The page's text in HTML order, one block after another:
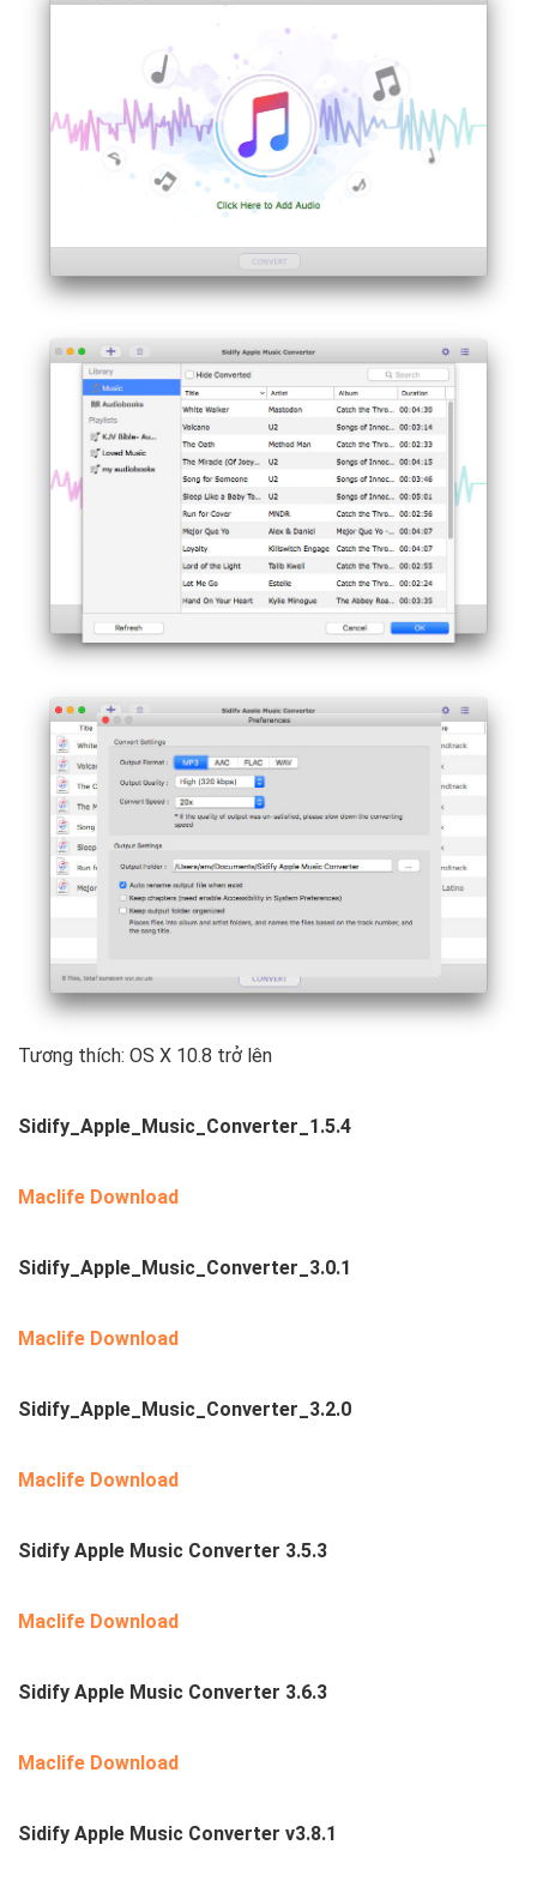
Tương thích: OS X 10.8 trở lên
Sidify_Apple_Music_Converter_1.5.4
Maclife Download
Sidify_Apple_Music_Converter_3.0.1
Maclife Download
Sidify_Apple_Music_Converter_3.2.0
Maclife Download
Sidify Apple Music Converter 3.5.3
Maclife Download
Sidify Apple Music Converter 3.6.3
Maclife Download
Sidify Apple Music Converter v3.8.1